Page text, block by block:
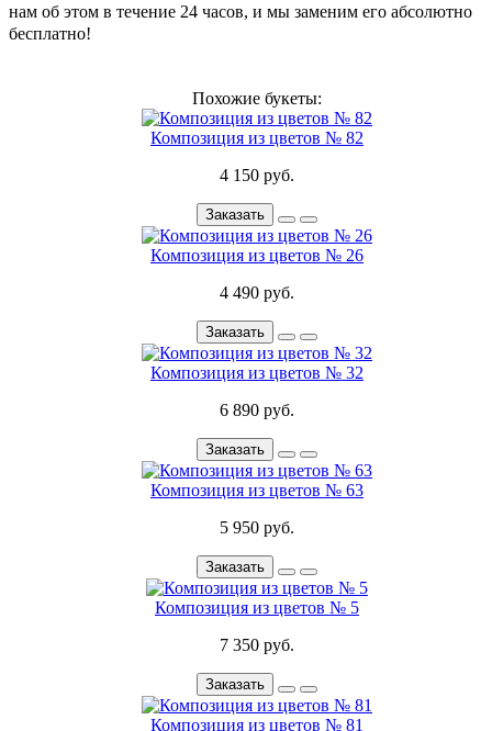
нам об этом в течение 24 часов, и мы заменим его абсолютно
бесплатно!
Похожие букеты:
Композиция из цветов № 82
4 150 руб.
Заказать
Композиция из цветов № 26
4 490 руб.
Заказать
Композиция из цветов № 32
6 890 руб.
Заказать
Композиция из цветов № 63
5 950 руб.
Заказать
Композиция из цветов № 5
7 350 руб.
Заказать
Композиция из цветов № 81